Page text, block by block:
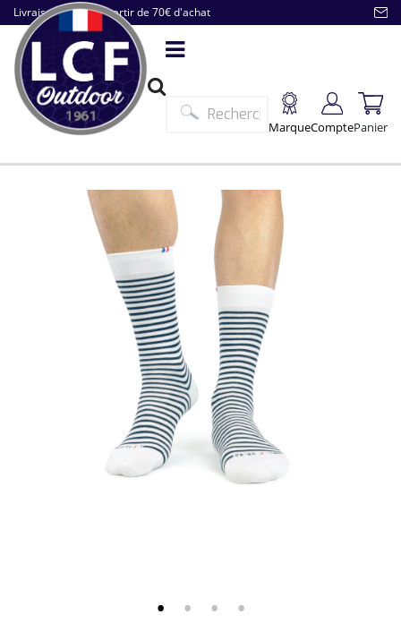
Livraison offerte à partir de 70€ d'achat
MarqueComptePanier